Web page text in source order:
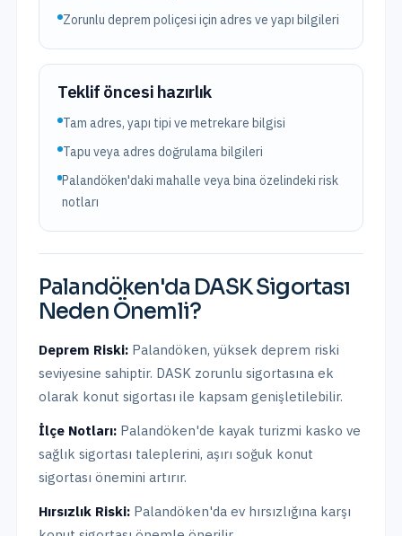
Zorunlu deprem poliçesi için adres ve yapı bilgileri
Teklif öncesi hazırlık
Tam adres, yapı tipi ve metrekare bilgisi
Tapu veya adres doğrulama bilgileri
Palandöken'daki mahalle veya bina özelindeki risk
notları
Palandöken'da DASK Sigortası
Neden Önemli?
Deprem Riski: Palandöken, yüksek deprem riski
seviyesine sahiptir. DASK zorunlu sigortasına ek
olarak konut sigortası ile kapsam genişletilebilir.
İlçe Notları: Palandöken'de kayak turizmi kasko ve
sağlık sigortası taleplerini, aşırı soğuk konut
sigortası önemini artırır.
Hırsızlık Riski: Palandöken'da ev hırsızlığına karşı